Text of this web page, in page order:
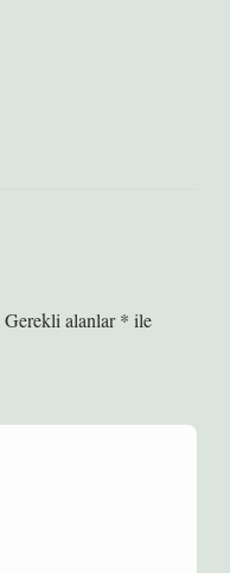
Gerekli alanlar* ile